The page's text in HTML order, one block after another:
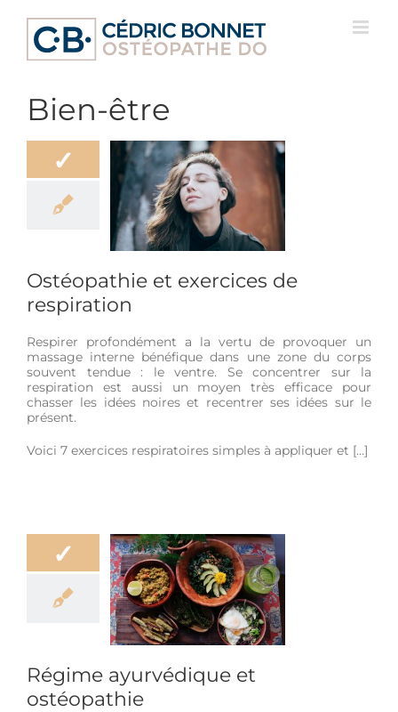
contenu
Bien-être
✓
et
de respiration
Ostéopathie et exercices de
respiration
Respirer profondément a la vertu de provoquer un
massage interne bénéfique dans une zone du corps
souvent tendue : le ventre. Se concentrer sur la
respiration est aussi un moyen très efficace pour
chasser les idées noires et recentrer ses idées sur le
présent.
Voici 7 exercices respiratoires simples à appliquer et […]
✓
Régime ayurvédique et
ostéopathie